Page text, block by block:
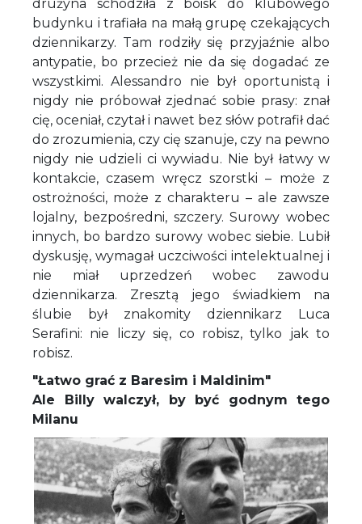
drużyna schodziła z boisk do klubowego
budynku i trafiała na małą grupę czekających
dziennikarzy. Tam rodziły się przyjaźnie albo
antypatie, bo przecież nie da się dogadać ze
wszystkimi. Alessandro nie był oportunistą i
nigdy nie próbował zjednać sobie prasy: znał
cię, oceniał, czytał i nawet bez słów potrafił dać
do zrozumienia, czy cię szanuje, czy na pewno
nigdy nie udzieli ci wywiadu. Nie był łatwy w
kontakcie, czasem wręcz szorstki – może z
ostrożności, może z charakteru – ale zawsze
lojalny, bezpośredni, szczery. Surowy wobec
innych, bo bardzo surowy wobec siebie. Lubił
dyskusję, wymagał uczciwości intelektualnej i
nie miał uprzedzeń wobec zawodu
dziennikarza. Zresztą jego świadkiem na
ślubie był znakomity dziennikarz Luca
Serafini: nie liczy się, co robisz, tylko jak to
robisz.
"Łatwo grać z Baresim i Maldinim"
Ale Billy walczył, by być godnym tego
Milanu